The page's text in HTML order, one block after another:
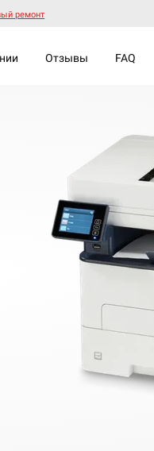
ремонт
Отзывы FAQ